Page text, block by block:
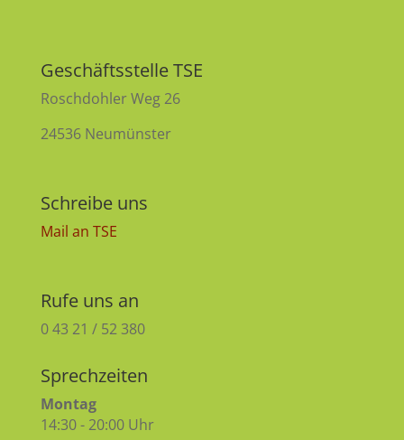
Geschäftsstelle TSE
Roschdohler Weg 26
24536 Neumünster
Schreibe uns
Mail an TSE
Rufe uns an
0 43 21 / 52 380
Sprechzeiten
Montag
14:30 - 20:00 Uhr